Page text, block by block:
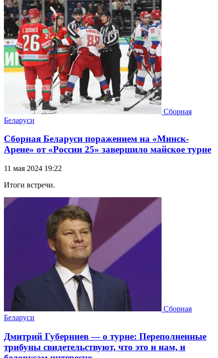
Сборная
Беларуси
Сборная Беларуси поражением на «Минск-
Арене» от «России 25» завершило майское турне
11 мая 2024 19:22
Итоги встречи.
Сборная
Беларуси
Дмитрий Губерниев — о турне: Переполненные
трибуны свидетельствуют, что это и нам, и